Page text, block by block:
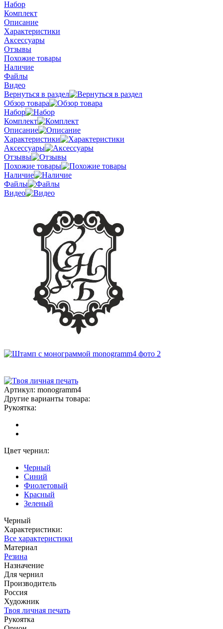
Набор
Комплект
Описание
Характеристики
Аксессуары
Отзывы
Похожие товары
Наличие
Файлы
Видео
Вернуться в раздел
Обзор товара
Набор
Комплект
Описание
Характеристики
Аксессуары
Отзывы
Похожие товары
Наличие
Файлы
Видео
Артикул: monogramm4
Другие варианты товара:
Рукоятка:
Цвет чернил:
Черный
Синий
Фиолетовый
Красный
Зеленый
Черный
Характеристики:
Все характеристики
Материал
Резина
Назначение
Для чернил
Производитель
Россия
Художник
Твоя личная печать
Рукоятка